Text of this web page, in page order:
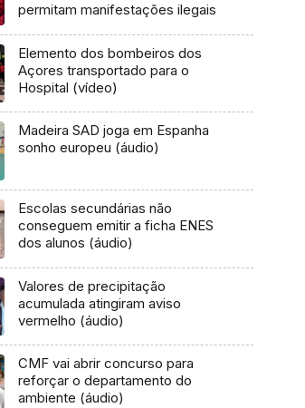
permitam manifestações ilegais
Elemento dos bombeiros dos
Açores transportado para o
Hospital (vídeo)
Madeira SAD joga em Espanha
sonho europeu (áudio)
Escolas secundárias não
conseguem emitir a ficha ENES
dos alunos (áudio)
Valores de precipitação
acumulada atingiram aviso
vermelho (áudio)
CMF vai abrir concurso para
reforçar o departamento do
ambiente (áudio)